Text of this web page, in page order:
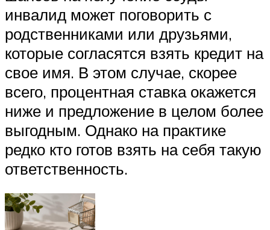
инвалид может поговорить с
родственниками или друзьями,
которые согласятся взять кредит на
свое имя. В этом случае, скорее
всего, процентная ставка окажется
ниже и предложение в целом более
выгодным. Однако на практике
редко кто готов взять на себя такую
ответственность.